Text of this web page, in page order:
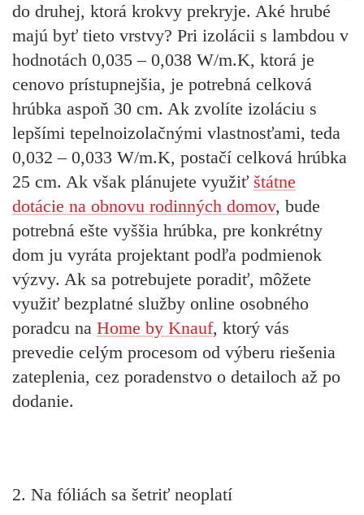
do druhej, ktorá krokvy prekryje. Aké hrubé
majú byť tieto vrstvy? Pri izolácii s lambdou v
hodnotách 0,035 – 0,038 W/m.K, ktorá je
cenovo prístupnejšia, je potrebná celková
hrúbka aspoň 30 cm. Ak zvolíte izoláciu s
lepšími tepelnoizolačnými vlastnosťami, teda
0,032 – 0,033 W/m.K, postačí celková hrúbka
25 cm. Ak však plánujete využiť štátne
dotácie na obnovu rodinných domov, bude
potrebná ešte vyššia hrúbka, pre konkrétny
dom ju vyráta projektant podľa podmienok
výzvy. Ak sa potrebujete poradiť, môžete
využiť bezplatné služby online osobného
poradcu na Home by Knauf, ktorý vás
prevedie celým procesom od výberu riešenia
zateplenia, cez poradenstvo o detailoch až po
dodanie.
2. Na fóliách sa šetriť neoplatí